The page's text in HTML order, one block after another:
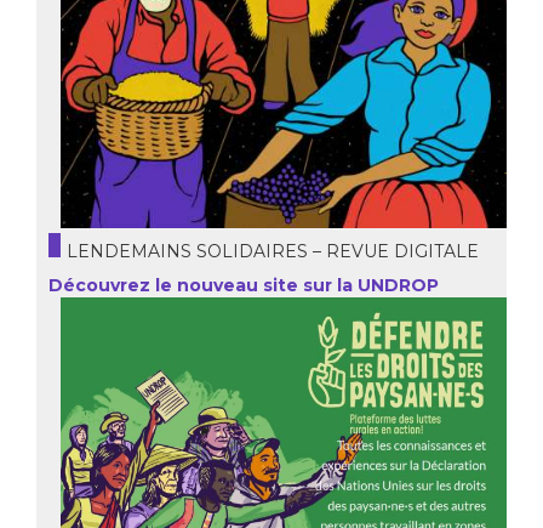
LENDEMAINS SOLIDAIRES – REVUE DIGITALE
Découvrez le nouveau site sur la UNDROP